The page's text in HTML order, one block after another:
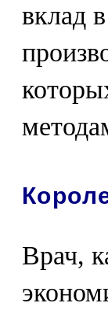
вклад
Врач,